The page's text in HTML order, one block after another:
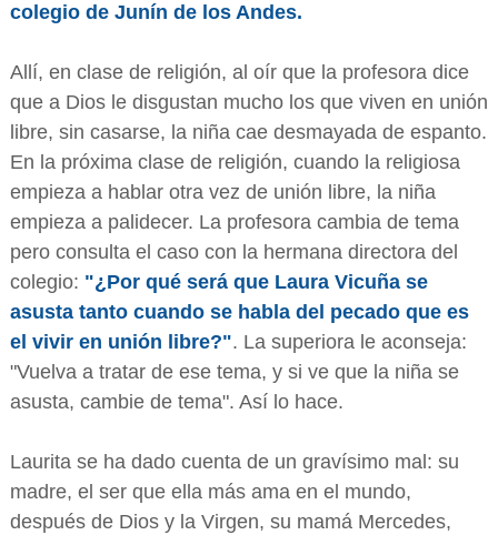
colegio de Junín de los Andes.
Allí, en clase de religión, al oír que la profesora dice
que a Dios le disgustan mucho los que viven en unión
libre, sin casarse, la niña cae desmayada de espanto.
En la próxima clase de religión, cuando la religiosa
empieza a hablar otra vez de unión libre, la niña
empieza a palidecer. La profesora cambia de tema
pero consulta el caso con la hermana directora del
colegio: "¿Por qué será que Laura Vicuña se
asusta tanto cuando se habla del pecado que es
el vivir en unión libre?". La superiora le aconseja:
"Vuelva a tratar de ese tema, y si ve que la niña se
asusta, cambie de tema". Así lo hace.
Laurita se ha dado cuenta de un gravísimo mal: su
madre, el ser que ella más ama en el mundo,
después de Dios y la Virgen, su mamá Mercedes,